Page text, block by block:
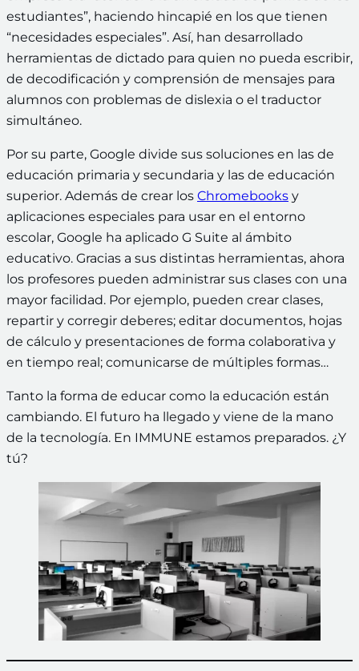
estudiantes”, haciendo hincapié en los que tienen
“necesidades especiales”. Así, han desarrollado
herramientas de dictado para quien no pueda escribir,
de decodificación y comprensión de mensajes para
alumnos con problemas de dislexia o el traductor
simultáneo.
Por su parte, Google divide sus soluciones en las de
educación primaria y secundaria y las de educación
superior. Además de crear los Chromebooks y
aplicaciones especiales para usar en el entorno
escolar, Google ha aplicado G Suite al ámbito
educativo. Gracias a sus distintas herramientas, ahora
los profesores pueden administrar sus clases con una
mayor facilidad. Por ejemplo, pueden crear clases,
repartir y corregir deberes; editar documentos, hojas
de cálculo y presentaciones de forma colaborativa y
en tiempo real; comunicarse de múltiples formas…
Tanto la forma de educar como la educación están
cambiando. El futuro ha llegado y viene de la mano
de la tecnología. En IMMUNE estamos preparados. ¿Y
tú?